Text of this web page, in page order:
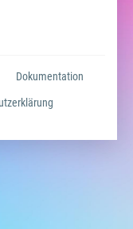
Dokumentation